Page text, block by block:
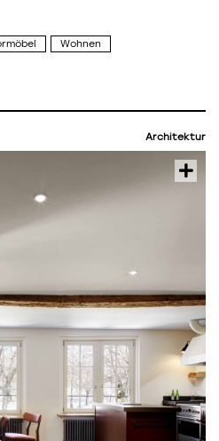
Wohnen
Architektur